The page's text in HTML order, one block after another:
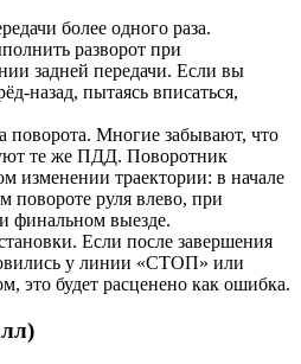
более одного раза.
разворот при
задней передачи. Если вы
назад, пытаясь вписаться,
поворота. Многие забывают, что
те же ПДД. Поворотник
изменении траектории: в начале
повороте руля влево, при
финальном выезде.
Если после завершения
у линии «СТОП» или
это будет расценено как ошибка.